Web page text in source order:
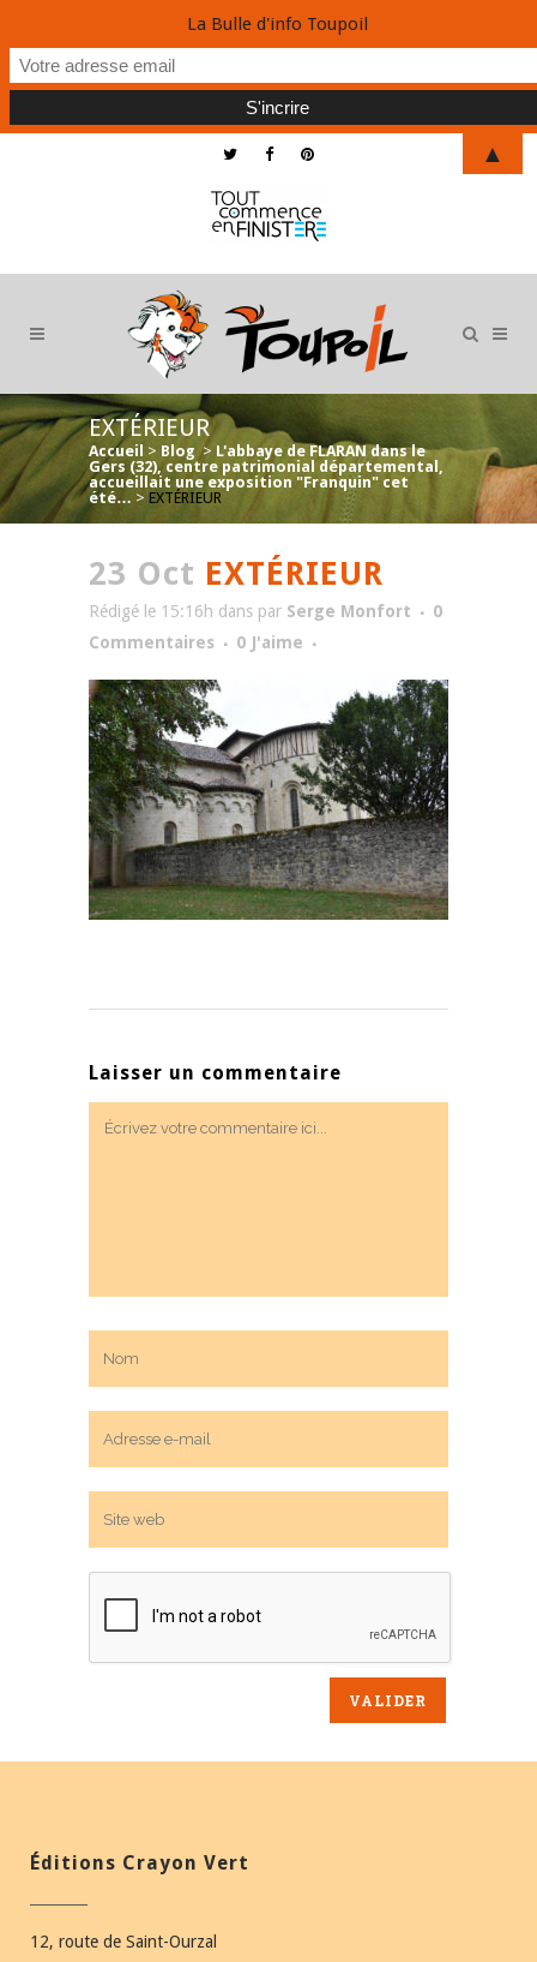
EXTÉRIEUR
Accueil > Blog > L'abbaye de FLARAN dans le
Gers (32), centre patrimonial départemental,
accueillait une exposition "Franquin" cet
été… > EXTÉRIEUR
23 Oct EXTÉRIEUR
Rédigé le 15:16h dans par Serge Monfort
0
Commentaires
0 J'aime
Laisser un commentaire
Éditions Crayon Vert
12, route de Saint-Ourzal
La Bulle d'info Toupoil
▲